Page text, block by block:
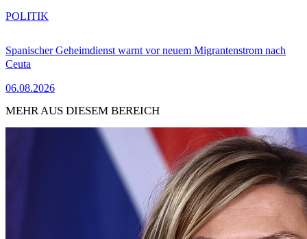
Spanischer Geheimdienst warnt vor neuem Migrantenstrom nach
Ceuta
06.08.2026
POLITIK
MEHR AUS DIESEM BEREICH